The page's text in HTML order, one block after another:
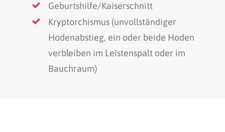
Geburtshilfe/Kaiserschnitt
Kryptorchismus (unvollständiger
Hodenabstieg, ein oder beide Hoden
verbleiben im Leistenspalt oder im
Bauchraum)